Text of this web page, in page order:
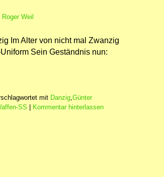
Roger Weil
Im Alter von nicht mal Zwanzig
Sein Geständnis nun:
mit Danzig,Günter
SS Kommentar hinterlassen